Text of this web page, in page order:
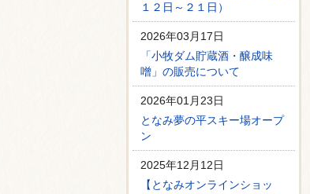
１２日～２１日）
2026年03月17日
「小牧ダム貯蔵酒・醸成味
噌」の販売について
2026年01月23日
となみ夢の平スキー場オープ
ン
2025年12月12日
【となみオンラインショッ